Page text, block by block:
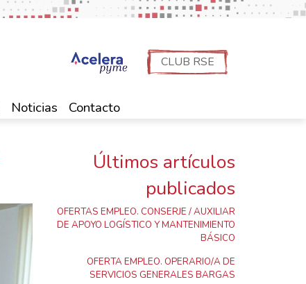
CLUB RSE
Noticias Contacto
Últimos artículos
publicados
OFERTAS EMPLEO. CONSERJE / AUXILIAR
DE APOYO LOGÍSTICO Y MANTENIMIENTO
BÁSICO
OFERTA EMPLEO. OPERARIO/A DE
SERVICIOS GENERALES BARGAS